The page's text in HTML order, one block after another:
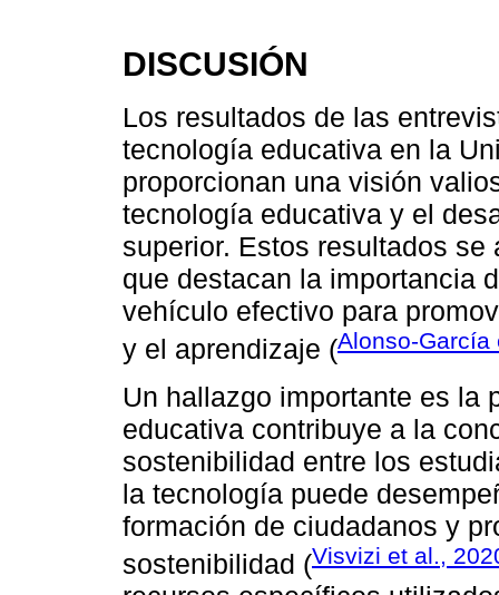
DISCUSIÓN
Los resultados de las
tecnología educativa en la
proporcionan una visión
tecnología educativa y el
superior. Estos resultados
que destacan la importancia
vehículo efectivo para
y el aprendizaje (Alonso-García
Un hallazgo importante es la
educativa contribuye a la
sostenibilidad entre los
la tecnología puede
formación de ciudadanos y
sostenibilidad (Visvizi et al.,